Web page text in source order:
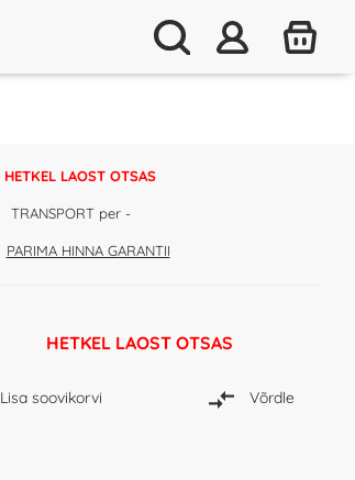
HETKEL LAOST OTSAS
TRANSPORT per -
PARIMA HINNA GARANTII
HETKEL LAOST OTSAS
Lisa soovikorvi Võrdle